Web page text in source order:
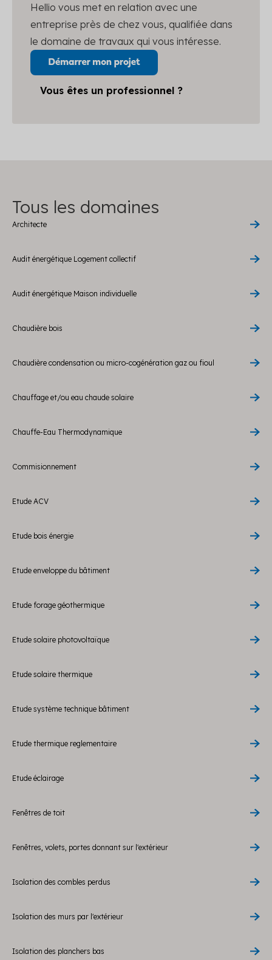
Hellio vous met en relation avec une
entreprise près de chez vous, qualifiée dans
le domaine de travaux qui vous intéresse.
Vous êtes un professionnel ?
Tous les domaines
Architecte
Audit énergétique Logement collectif
Audit énergétique Maison individuelle
Chaudière bois
Chaudière condensation ou micro-cogénération gaz ou fioul
Chauffage et/ou eau chaude solaire
Chauffe-Eau Thermodynamique
Commisionnement
Etude ACV
Etude bois énergie
Etude enveloppe du bâtiment
Etude forage géothermique
Etude solaire photovoltaïque
Etude solaire thermique
Etude système technique bâtiment
Etude thermique reglementaire
Etude éclairage
Fenêtres de toit
Fenêtres, volets, portes donnant sur l'extérieur
Isolation des combles perdus
Isolation des murs par l'extérieur
Isolation des planchers bas